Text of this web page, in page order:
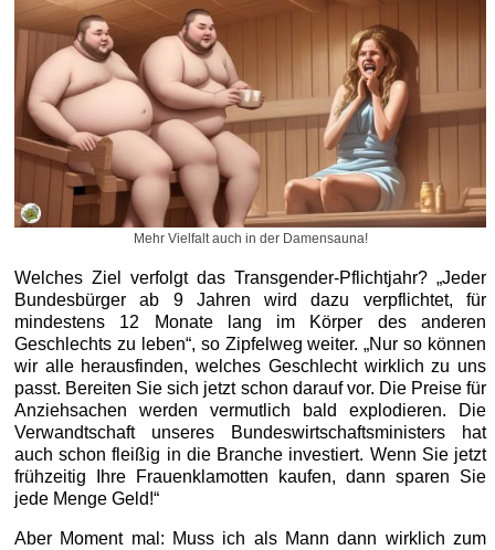
Mehr Vielfalt auch in der Damensauna!
Welches Ziel verfolgt das Transgender-Pflichtjahr? „Jeder
Bundesbürger ab 9 Jahren wird dazu verpflichtet, für
mindestens 12 Monate lang im Körper des anderen
Geschlechts zu leben“, so Zipfelweg weiter. „Nur so können
wir alle herausfinden, welches Geschlecht wirklich zu uns
passt. Bereiten Sie sich jetzt schon darauf vor. Die Preise für
Anziehsachen werden vermutlich bald explodieren. Die
Verwandtschaft unseres Bundeswirtschaftsministers hat
auch schon fleißig in die Branche investiert. Wenn Sie jetzt
frühzeitig Ihre Frauenklamotten kaufen, dann sparen Sie
jede Menge Geld!“
Aber Moment mal: Muss ich als Mann dann wirklich zum